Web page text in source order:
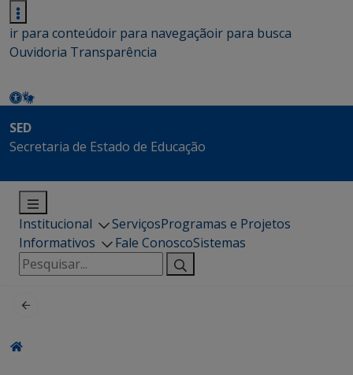
ir para conteúdoir para navegaçãoir para busca
Ouvidoria Transparência
SED
Secretaria de Estado de Educação
Institucional ServiçosProgramas e Projetos
Informativos
Fale ConoscoSistemas
Pesquisar
por: